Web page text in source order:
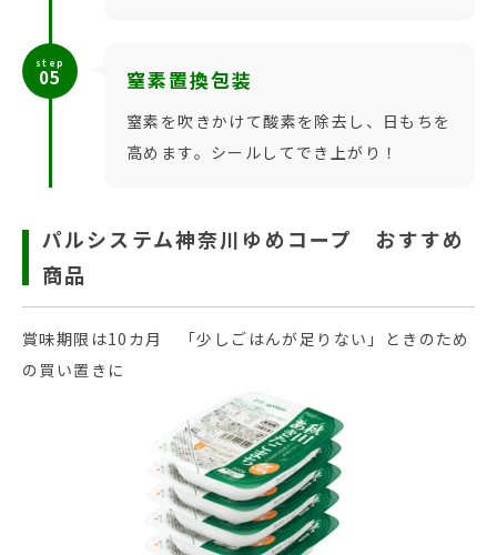
step
05 窒素置換包装
窒素を吹きかけて酸素を除去し、日もちを
高めます。シールしてでき上がり！
パルシステム神奈川ゆめコープ おすすめ
商品
賞味期限は10カ月 「少しごはんが足りない」ときのため
の買い置きに